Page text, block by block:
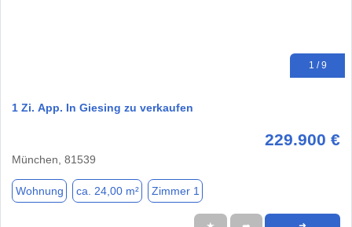
1 / 9
1 Zi. App. In Giesing zu verkaufen
229.900 €
München, 81539
Wohnung ca. 24,00 m² Zimmer 1